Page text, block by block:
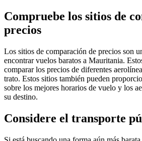
Compruebe los sitios de
precios
Los sitios de comparación de precios son
encontrar vuelos baratos a Mauritania.
comparar los precios de diferentes
trato. Estos sitios también pueden
sobre los mejores horarios de vuelo y los
su destino.
Considere el transporte